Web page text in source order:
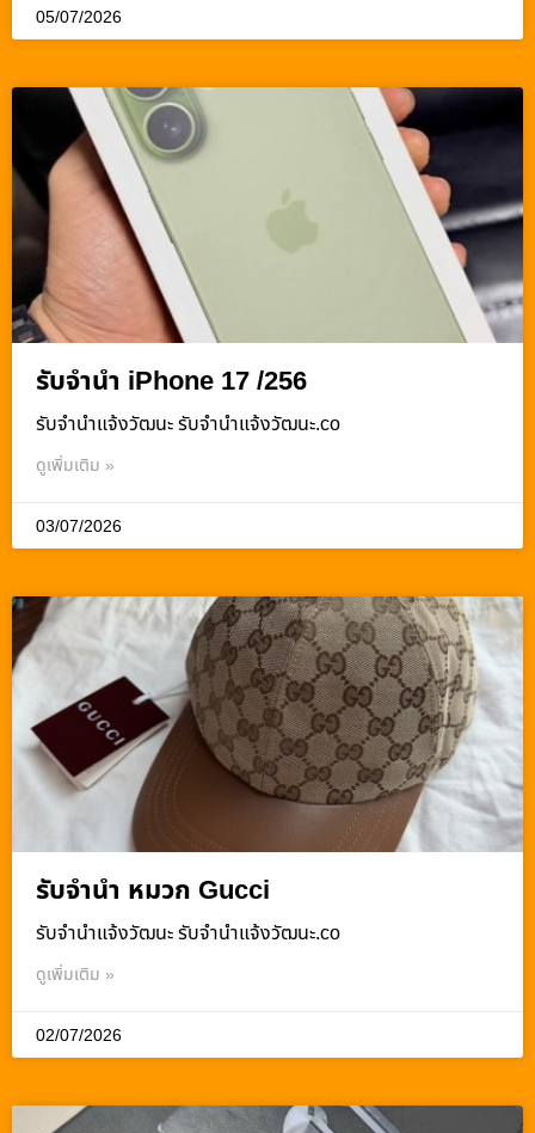
05/07/2026
รับจำนำ iPhone 17 /256
รับจํานําแจ้งวัฒนะ รับจํานําแจ้งวัฒนะ.co
ดูเพิ่มเติม »
03/07/2026
รับจำนำ หมวก Gucci
รับจํานําแจ้งวัฒนะ รับจํานําแจ้งวัฒนะ.co
ดูเพิ่มเติม »
02/07/2026